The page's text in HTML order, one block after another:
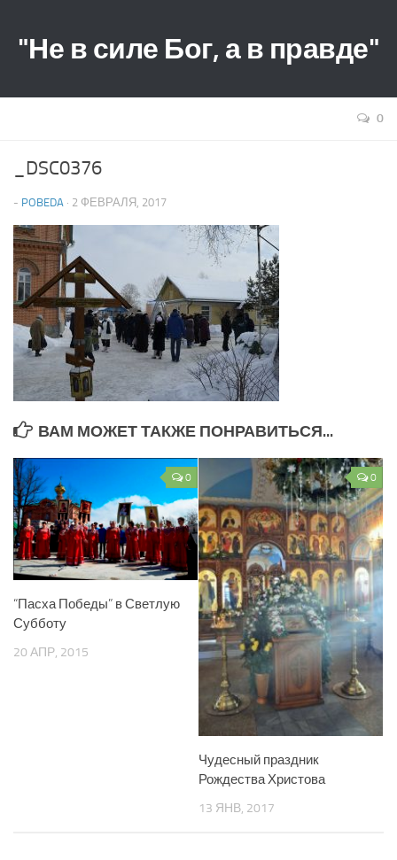
"Не в силе Бог, а в правде"
0
_DSC0376
- POBEDA · 2 ФЕВРАЛЯ, 2017
ВАМ МОЖЕТ ТАКЖЕ ПОНРАВИТЬСЯ...
0
“Пасха Победы” в Светлую
Субботу
20 АПР, 2015
0
Чудесный праздник
Рождества Христова
13 ЯНВ, 2017